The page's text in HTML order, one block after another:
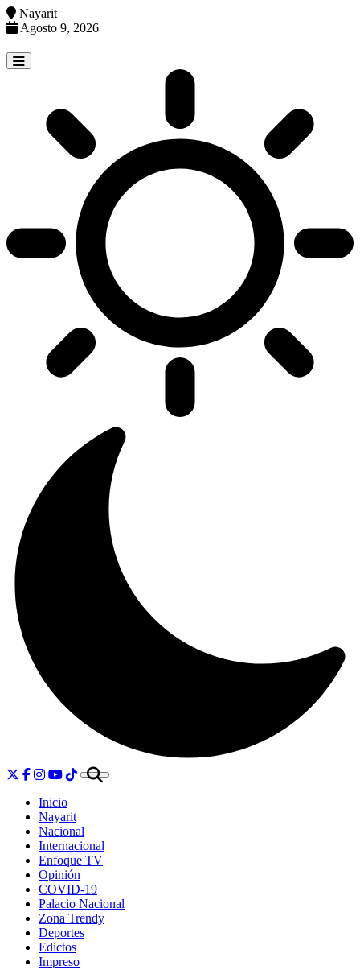
Nayarit
Agosto 9, 2026
to
content
Inicio
Nayarit
Nacional
Internacional
Enfoque TV
Opinión
COVID-19
Palacio Nacional
Zona Trendy
Deportes
Edictos
Impreso